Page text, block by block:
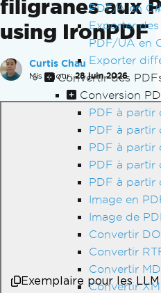
PDF/A en C#
Exporter
PDF/UA en
Exporter
Convertir des
Conversion
PDF à partir
PDF à partir
PDF à partir
PDF à partir
PDF à partir
Image en
Image de
Convertir
Convertir
Convertir
Convertir
filigranes aux
using IronPDF
Curtis Chau
Mis à jour: 28 juin 2026
Exemplaire pour les LLM